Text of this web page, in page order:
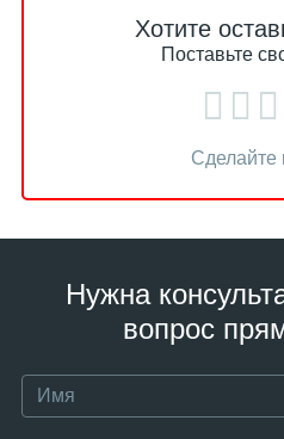
Хотите
Поставьте
Сделайте
Нужна
вопрос